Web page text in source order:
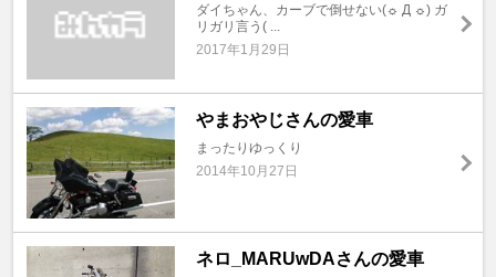
ダイちゃん、カーブで倒せない(☼ Д ☼) ガ
リガリ言う( ...
2017年1月29日
やまおやじさんの愛車
まったりゆっくり
2014年10月27日
ネロ_MARUwDAさんの愛車